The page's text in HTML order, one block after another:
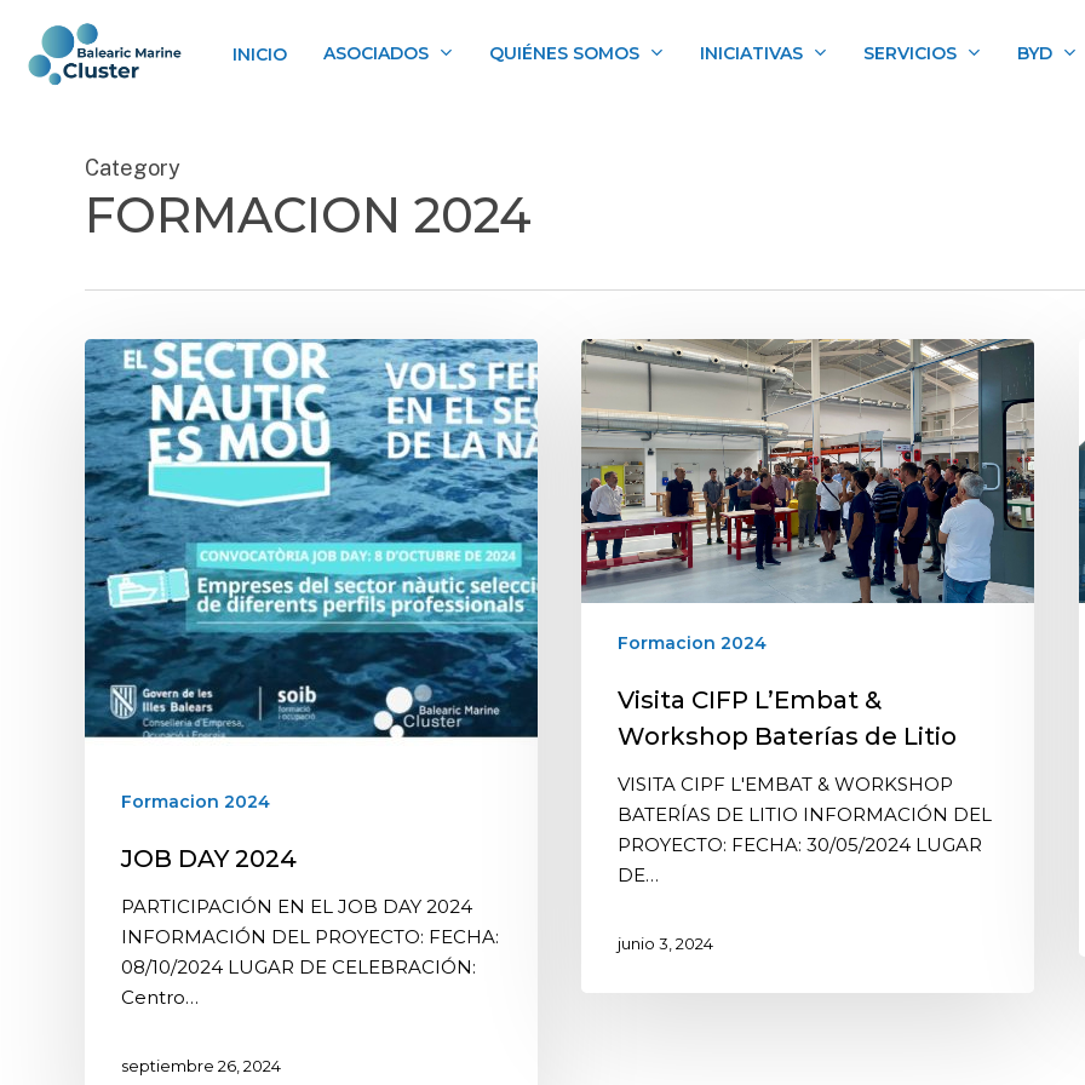
main
INICIO ASOCIADOS QUIÉNES SOMOS INICIATIVAS SERVICIOS BYD
Category
FORMACION 2024
Formacion 2024
JOB DAY 2024
PARTICIPACIÓN EN EL JOB DAY 2024
INFORMACIÓN DEL PROYECTO: FECHA:
08/10/2024 LUGAR DE CELEBRACIÓN:
Centro…
septiembre 26, 2024
Formacion 2024
Visita CIFP L’Embat &
Workshop Baterías de Litio
VISITA CIPF L'EMBAT & WORKSHOP
BATERÍAS DE LITIO INFORMACIÓN DEL
PROYECTO: FECHA: 30/05/2024 LUGAR
DE…
junio 3, 2024